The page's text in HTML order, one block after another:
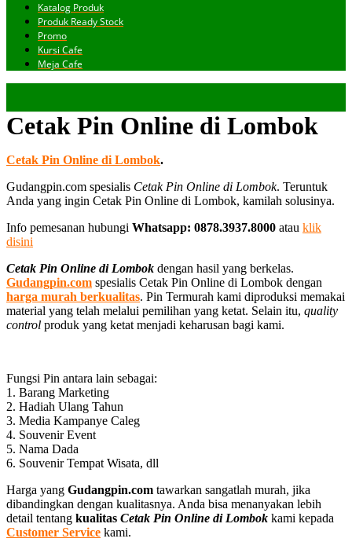
Katalog Produk
Produk Ready Stock
Promo
Kursi Cafe
Meja Cafe
Cetak Pin Online di Lombok
Cetak Pin Online di Lombok.
Gudangpin.com spesialis Cetak Pin Online di Lombok. Teruntuk
Anda yang ingin Cetak Pin Online di Lombok, kamilah solusinya.
Info pemesanan hubungi Whatsapp: 0878.3937.8000 atau klik
disini
Cetak Pin Online di Lombok dengan hasil yang berkelas.
Gudangpin.com spesialis Cetak Pin Online di Lombok dengan
harga murah berkualitas. Pin Termurah kami diproduksi memakai
material yang telah melalui pemilihan yang ketat. Selain itu, quality
control produk yang ketat menjadi keharusan bagi kami.
Fungsi Pin antara lain sebagai:
1. Barang Marketing
2. Hadiah Ulang Tahun
3. Media Kampanye Caleg
4. Souvenir Event
5. Nama Dada
6. Souvenir Tempat Wisata, dll
Harga yang Gudangpin.com tawarkan sangatlah murah, jika
dibandingkan dengan kualitasnya. Anda bisa menanyakan lebih
detail tentang kualitas Cetak Pin Online di Lombok kami kepada
Customer Service kami.